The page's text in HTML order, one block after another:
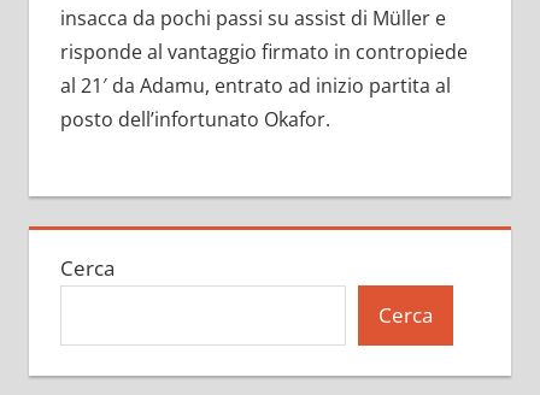
insacca da pochi passi su assist di Müller e
risponde al vantaggio firmato in contropiede
al 21′ da Adamu, entrato ad inizio partita al
posto dell’infortunato Okafor.
Cerca
Cerca